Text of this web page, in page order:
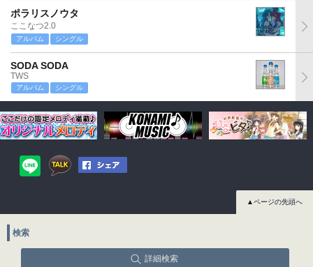
ポラリスノウタ
ここなつ2.0
アルバム シングル
SODA SODA
TWS
アルバム シングル
▲ページの先頭へ
検索
詳細検索